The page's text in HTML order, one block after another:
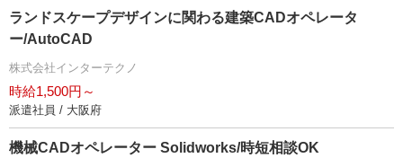
ランドスケープデザインに関わる建築CADオペレータ
ー/AutoCAD
株式会社インターテクノ
時給1,500円～
派遣社員 / 大阪府
機械CADオペレーター Solidworks/時短相談OK